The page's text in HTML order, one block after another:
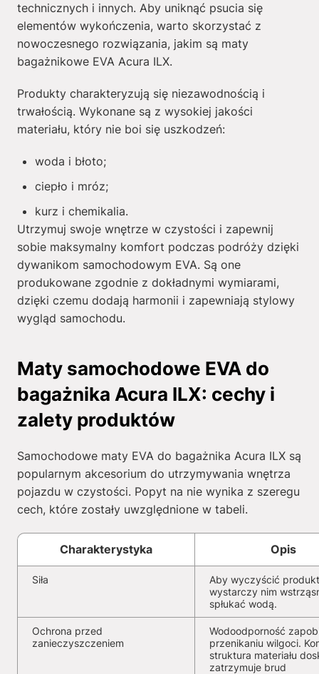
technicznych i innych. Aby uniknąć psucia się
elementów wykończenia, warto skorzystać z
nowoczesnego rozwiązania, jakim są maty
bagażnikowe EVA Acura ILX.
Produkty charakteryzują się niezawodnością i
trwałością. Wykonane są z wysokiej jakości
materiału, który nie boi się uszkodzeń:
woda i błoto;
ciepło i mróz;
kurz i chemikalia.
Utrzymuj swoje wnętrze w czystości i zapewnij
sobie maksymalny komfort podczas podróży dzięki
dywanikom samochodowym EVA. Są one
produkowane zgodnie z dokładnymi wymiarami,
dzięki czemu dodają harmonii i zapewniają stylowy
wygląd samochodu.
Maty samochodowe EVA do
bagażnika Acura ILX: cechy i
zalety produktów
Samochodowe maty EVA do bagażnika Acura ILX są
popularnym akcesorium do utrzymywania wnętrza
pojazdu w czystości. Popyt na nie wynika z szeregu
cech, które zostały uwzględnione w tabeli.
Charakterystyka Opis
Siła
Aby wyczyścić
wystarczy nim
spłukać wodą.
Ochrona przed
zanieczyszczeniem
Wodoodporność
przenikaniu wilgoci.
struktura materiału
zatrzymuje brud